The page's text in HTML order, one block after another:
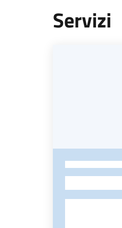
Servizi
-